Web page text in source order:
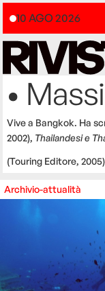
10 AGO 2026
•
Vive a Bangkok. Ha
2002), Thailandesi e
(Touring Editore,
Archivio-attualità